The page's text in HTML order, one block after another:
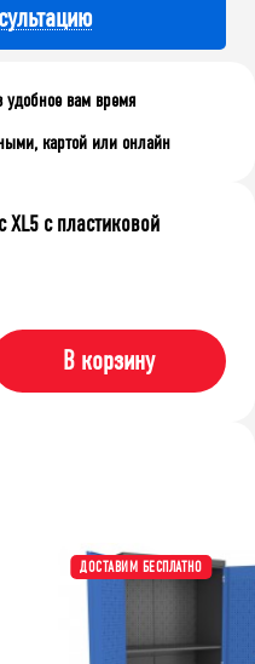
удобное вам время
картой или онлайн
XL5 с пластиковой
В корзину
ДОСТАВИМ БЕСПЛАТНО